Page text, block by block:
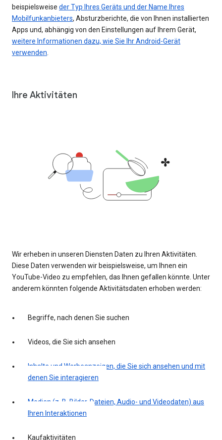
beispielsweise der Typ Ihres Geräts und der Name Ihres
Mobilfunkanbieters, Absturzberichte, die von Ihnen installierten
Apps und, abhängig von den Einstellungen auf Ihrem Gerät,
weitere Informationen dazu, wie Sie Ihr Android-Gerät
verwenden.
Ihre Aktivitäten
Wir erheben in unseren Diensten Daten zu Ihren Aktivitäten.
Diese Daten verwenden wir beispielsweise, um Ihnen ein
YouTube-Video zu empfehlen, das Ihnen gefallen könnte. Unter
anderem könnten folgende Aktivitätsdaten erhoben werden:
Begriffe, nach denen Sie suchen
Videos, die Sie sich ansehen
Inhalte und Werbeanzeigen, die Sie sich ansehen und mit
denen Sie interagieren
Medien (z. B. Bilder, Dateien, Audio- und Videodaten) aus
Ihren Interaktionen
Kaufaktivitäten